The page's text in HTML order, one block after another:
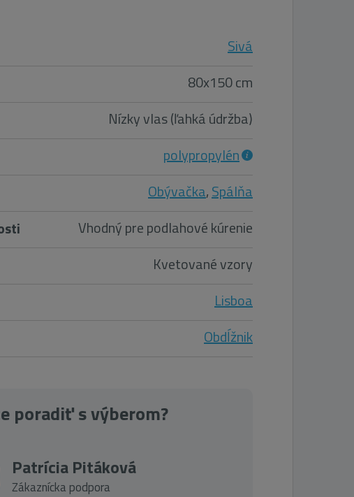
Sivá
80x150 cm
Nízky vlas (ľahká údržba)
polypropylén
Obývačka,Spálňa
Vhodný pre podlahové kúrenie
Kvetované vzory
Lisboa
Obdĺžnik
poradiť s výberom?
Patrícia Pitáková
Zákaznícka podpora